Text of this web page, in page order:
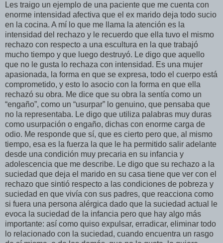
Les traigo un ejemplo de una paciente que me cuenta con
enorme intensidad afectiva que el ex marido deja todo sucio
en la cocina. A mí lo que me llama la atención es la
intensidad del rechazo y le recuerdo que ella tuvo el mismo
rechazo con respecto a una escultura en la que trabajó
mucho tiempo y que luego destruyó. Le digo que aquello
que no le gusta lo rechaza con intensidad. Es una mujer
apasionada, la forma en que se expresa, todo el cuerpo está
comprometido, y esto lo asocio con la forma en que ella
rechazó su obra. Me dice que su obra la sentía como un
“engaño”, como un “usurpar” lo genuino, que pensaba que
no la representaba. Le digo que utiliza palabras muy duras
como usurpación o engaño, dichas con enorme carga de
odio. Me responde que sí, que es cierto pero que, al mismo
tiempo, esa es la fuerza la que le ha permitido salir adelante
desde una condición muy precaria en su infancia y
adolescencia que me describe. Le digo que su rechazo a la
suciedad que deja el marido en su casa tiene que ver con el
rechazo que sintió respecto a las condiciones de pobreza y
suciedad en que vivía con sus padres, que reacciona como
si fuera una persona alérgica dado que la suciedad actual le
evoca la suciedad de la infancia pero que hay algo más
importante: así como quiso expulsar, erradicar, eliminar todo
lo relacionado con la suciedad, cuando encuentra un rasgo